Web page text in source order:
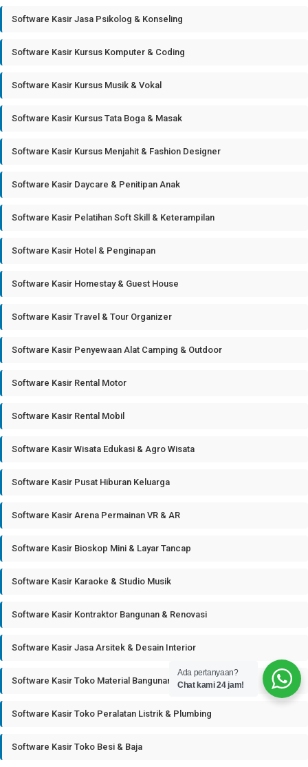
Software Kasir Jasa Psikolog & Konseling
Software Kasir Kursus Komputer & Coding
Software Kasir Kursus Musik & Vokal
Software Kasir Kursus Tata Boga & Masak
Software Kasir Kursus Menjahit & Fashion Designer
Software Kasir Daycare & Penitipan Anak
Software Kasir Pelatihan Soft Skill & Keterampilan
Software Kasir Hotel & Penginapan
Software Kasir Homestay & Guest House
Software Kasir Travel & Tour Organizer
Software Kasir Penyewaan Alat Camping & Outdoor
Software Kasir Rental Motor
Software Kasir Rental Mobil
Software Kasir Wisata Edukasi & Agro Wisata
Software Kasir Pusat Hiburan Keluarga
Software Kasir Arena Permainan VR & AR
Software Kasir Bioskop Mini & Layar Tancap
Software Kasir Karaoke & Studio Musik
Software Kasir Kontraktor Bangunan & Renovasi
Software Kasir Jasa Arsitek & Desain Interior
Software Kasir Toko Material Bangunan
Software Kasir Toko Peralatan Listrik & Plumbing
Software Kasir Toko Besi & Baja
Ada pertanyaan?
Chat kami 24 jam!